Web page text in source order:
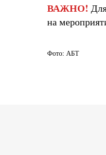
ВАЖНО!
на
Фото: АБТ